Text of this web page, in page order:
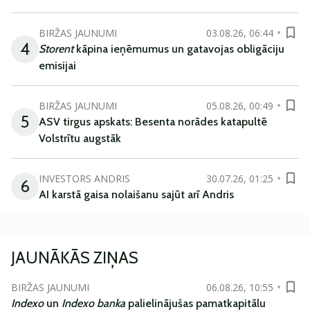
4
BIRŽAS JAUNUMI
03.08.26, 06:44
Storentkāpina ieņēmumus un gatavojas obligāciju
emisijai
5
BIRŽAS JAUNUMI
05.08.26, 00:49
ASV tirgus apskats: Besenta norādes katapultē
Volstrītu augstāk
6 INVESTORS ANDRIS
30.07.26, 01:25
AI karstā gaisa nolaišanu sajūt arī Andris
JAUNĀKĀS ZIŅAS
BIRŽAS JAUNUMI
06.08.26, 10:55
Indexoun Indexo banka palielinājušas pamatkapitālu